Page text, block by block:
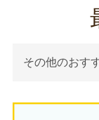
その他のおす